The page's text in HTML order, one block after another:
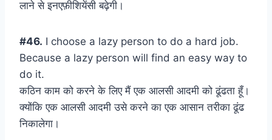
लाने से इनएफ़ीशियेंसी बढ़ेगी।
#46. I choose a lazy person to do a hard job.
Because a lazy person will find an easy way to
do it.
कठिन काम को करने के लिए मैं एक आलसी आदमी को ढूंढता हूँ।
क्योंकि एक आलसी आदमी उसे करने का एक आसान तरीका ढूंढ
निकालेगा।